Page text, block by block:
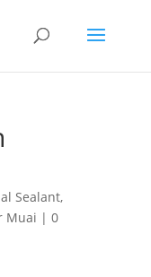
Sealant,
Muai | 0